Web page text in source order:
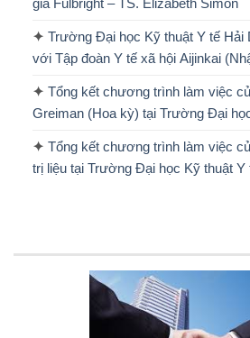
Trường Đại học Kỹ thuật Y tế Hải
với Tập đoàn Y tế xã hội Aijinkai
Tổng kết chương trình làm việc
Greiman (Hoa kỳ) tại Trường Đại
Tổng kết chương trình làm việc
trị liệu tại Trường Đại học Kỹ thuật